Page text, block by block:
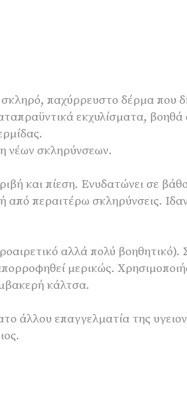
παχύρρευστο δέρμα που
εκχυλίσματα,
νέων σκληρύνσεων.
και πίεση. Ενυδατώνει σε
περαιτέρω σκληρύνσεις.
αλλά πολύ
μερικώς.
κάλτσα.
άλλου επαγγελματία της